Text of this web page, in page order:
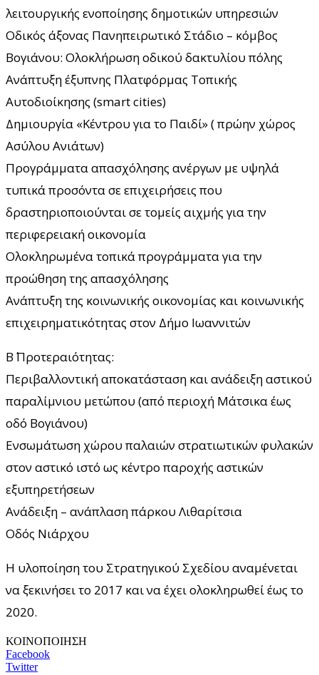
λειτουργικής ενοποίησης δημοτικών υπηρεσιών
Οδικός άξονας Πανηπειρωτικό Στάδιο – κόμβος
Βογιάνου: Ολοκλήρωση οδικού δακτυλίου πόλης
Ανάπτυξη έξυπνης Πλατφόρμας Τοπικής
Αυτοδιοίκησης (smart cities)
Δημιουργία «Κέντρου για το Παιδί» ( πρώην χώρος
Ασύλου Ανιάτων)
Προγράμματα απασχόλησης ανέργων με υψηλά
τυπικά προσόντα σε επιχειρήσεις που
δραστηριοποιούνται σε τομείς αιχμής για την
περιφερειακή οικονομία
Ολοκληρωμένα τοπικά προγράμματα για την
προώθηση της απασχόλησης
Ανάπτυξη της κοινωνικής οικονομίας και κοινωνικής
επιχειρηματικότητας στον Δήμο Ιωαννιτών
Β΄ Προτεραιότητας:
Περιβαλλοντική αποκατάσταση και ανάδειξη αστικού
παραλίμνιου μετώπου (από περιοχή Μάτσικα έως
οδό Βογιάνου)
Ενσωμάτωση χώρου παλαιών στρατιωτικών φυλακών
στον αστικό ιστό ως κέντρο παροχής αστικών
εξυπηρετήσεων
Ανάδειξη – ανάπλαση πάρκου Λιθαρίτσια
Οδός Νιάρχου
Η υλοποίηση του Στρατηγικού Σχεδίου αναμένεται
να ξεκινήσει το 2017 και να έχει ολοκληρωθεί έως το
2020.
ΚΟΙΝΟΠΟΙΗΣΗ
Facebook
Twitter